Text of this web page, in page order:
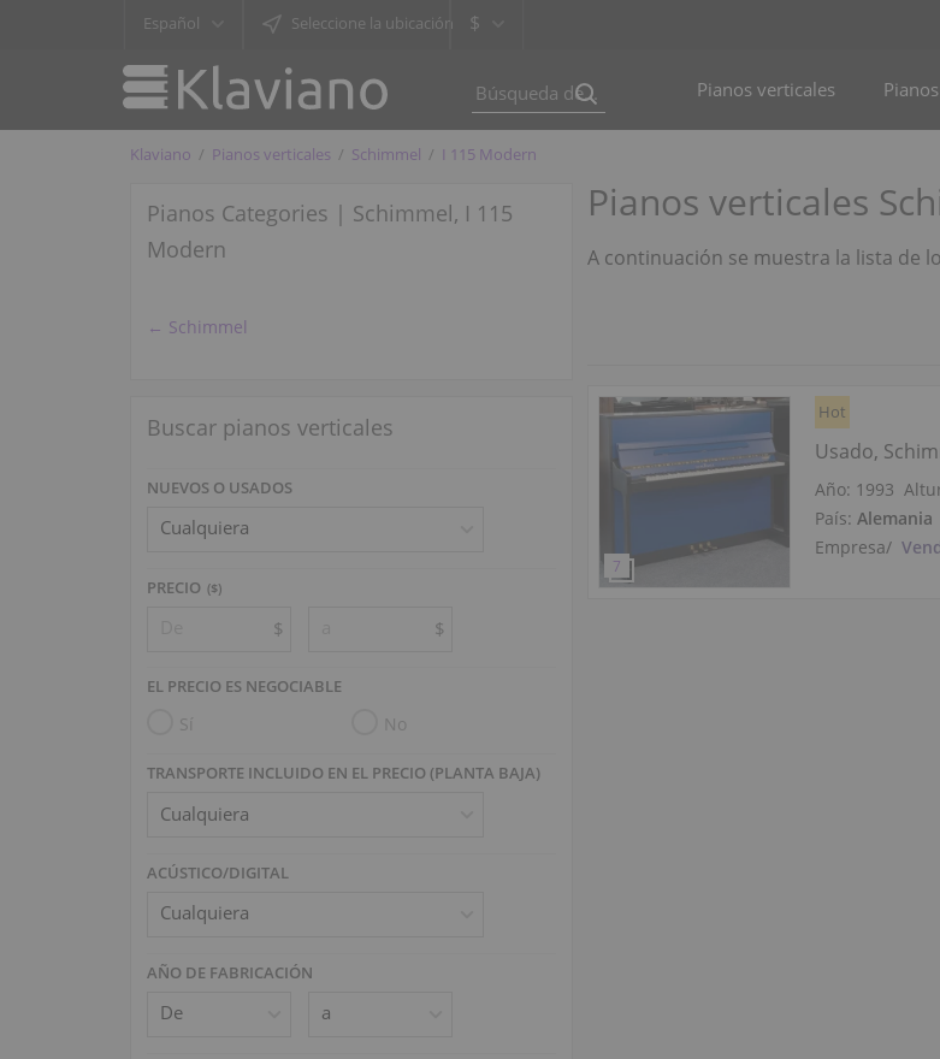
Español Seleccione la ubicación $
Pianos verticales
Klaviano Pianos verticales Schimmel I 115 Modern
Pianos Categories | Schimmel, I 115
Modern
← Schimmel
Buscar pianos verticales
NUEVOS O USADOS
PRECIO ($)
$ $
EL PRECIO ES NEGOCIABLE
Sí No
TRANSPORTE INCLUIDO EN EL PRECIO (PLANTA BAJA)
ACÚSTICO/DIGITAL
AÑO DE FABRICACIÓN
Pianos verticales
A continuación se muestra la lista de
Hot
Usado,
Año: 1993
País:Alemania
Empresa/